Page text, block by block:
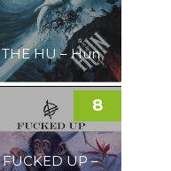
THE HU – Hun
FUCKED UP –
8